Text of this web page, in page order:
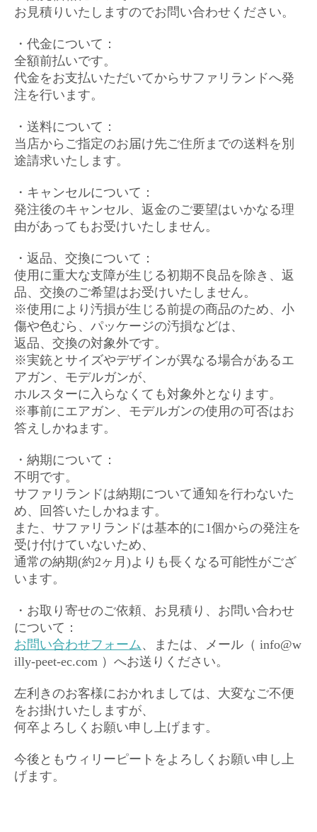
お見積りいたしますのでお問い合わせください。
・代金について：
全額前払いです。
代金をお支払いただいてからサファリランドへ発
注を行います。
・送料について：
当店からご指定のお届け先ご住所までの送料を別
途請求いたします。
・キャンセルについて：
発注後のキャンセル、返金のご要望はいかなる理
由があってもお受けいたしません。
・返品、交換について：
使用に重大な支障が生じる初期不良品を除き、返
品、交換のご希望はお受けいたしません。
※使用により汚損が生じる前提の商品のため、小
傷や色むら、パッケージの汚損などは、
返品、交換の対象外です。
※実銃とサイズやデザインが異なる場合があるエ
アガン、モデルガンが、
ホルスターに入らなくても対象外となります。
※事前にエアガン、モデルガンの使用の可否はお
答えしかねます。
・納期について：
不明です。
サファリランドは納期について通知を行わないた
め、回答いたしかねます。
また、サファリランドは基本的に1個からの発注を
受け付けていないため、
通常の納期(約2ヶ月)よりも長くなる可能性がござ
います。
・お取り寄せのご依頼、お見積り、お問い合わせ
について：
お問い合わせフォーム、または、メール（ info@w
illy-peet-ec.com ）へお送りください。
左利きのお客様におかれましては、大変なご不便
をお掛けいたしますが、
何卒よろしくお願い申し上げます。
今後ともウィリーピートをよろしくお願い申し上
げます。